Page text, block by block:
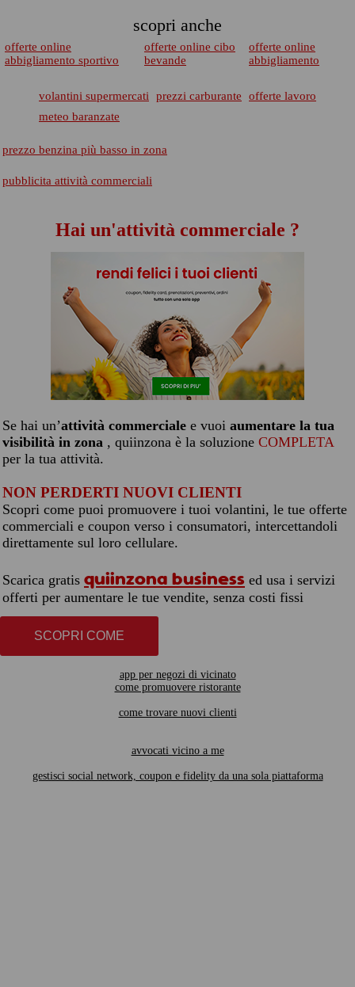
scopri anche
offerte online
abbigliamento sportivo
offerte online cibo
bevande
offerte online
abbigliamento
volantini supermercati prezzi carburante
offerte lavoro
meteo baranzate
prezzo benzina più basso in zona
pubblicita attività commerciali
Hai un'attività commerciale ?
Se hai un’attività commerciale e vuoi aumentare la tua
visibilità in zona , quiinzona è la soluzione COMPLETA
per la tua attività.
NON PERDERTI NUOVI CLIENTI
Scopri come puoi promuovere i tuoi volantini, le tue offerte
commerciali e coupon verso i consumatori, intercettandoli
direttamente sul loro cellulare.
Scarica gratis quiinzona business ed usa i servizi
offerti per aumentare le tue vendite, senza costi fissi
SCOPRI COME
app per negozi di vicinato
come promuovere ristorante
come trovare nuovi clienti
avvocati vicino a me
gestisci social network, coupon e fidelity da una sola piattaforma